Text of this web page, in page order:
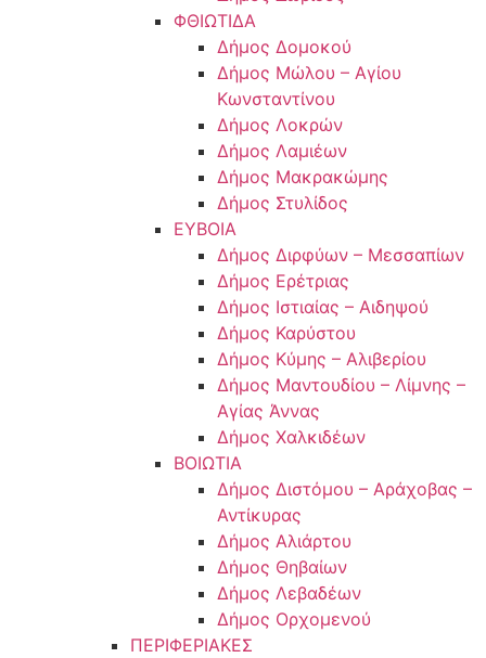
ΦΘΙΩΤΙΔΑ
Δήμος Δομοκού
Δήμος Μώλου – Αγίου
Κωνσταντίνου
Δήμος Λοκρών
Δήμος Λαμιέων
Δήμος Μακρακώμης
Δήμος Στυλίδος
ΕΥΒΟΙΑ
Δήμος Διρφύων – Μεσσαπίων
Δήμος Ερέτριας
Δήμος Ιστιαίας – Αιδηψού
Δήμος Καρύστου
Δήμος Κύμης – Αλιβερίου
Δήμος Μαντουδίου – Λίμνης –
Αγίας Άννας
Δήμος Χαλκιδέων
ΒΟΙΩΤΙΑ
Δήμος Διστόμου – Αράχοβας –
Αντίκυρας
Δήμος Αλιάρτου
Δήμος Θηβαίων
Δήμος Λεβαδέων
Δήμος Ορχομενού
ΠΕΡΙΦΕΡΙΑΚΕΣ